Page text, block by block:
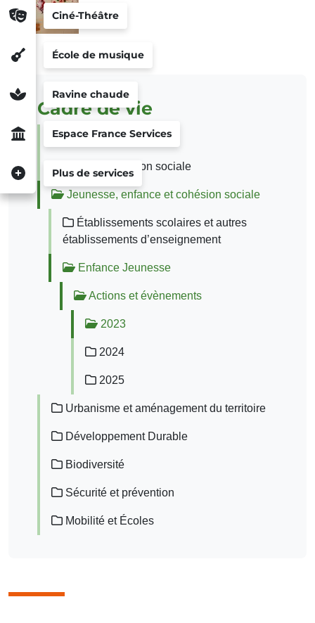
Ciné-Théâtre
École de musique
Ravine chaude
Espace France Services
Plus de services
Cadre de vie
Histoire
Solidarité / Action sociale
Jeunesse, enfance et cohésion sociale
Établissements scolaires et autres
établissements d’enseignement
Enfance Jeunesse
Actions et évènements
2023
2024
2025
Urbanisme et aménagement du territoire
Développement Durable
Biodiversité
Sécurité et prévention
Mobilité et Écoles